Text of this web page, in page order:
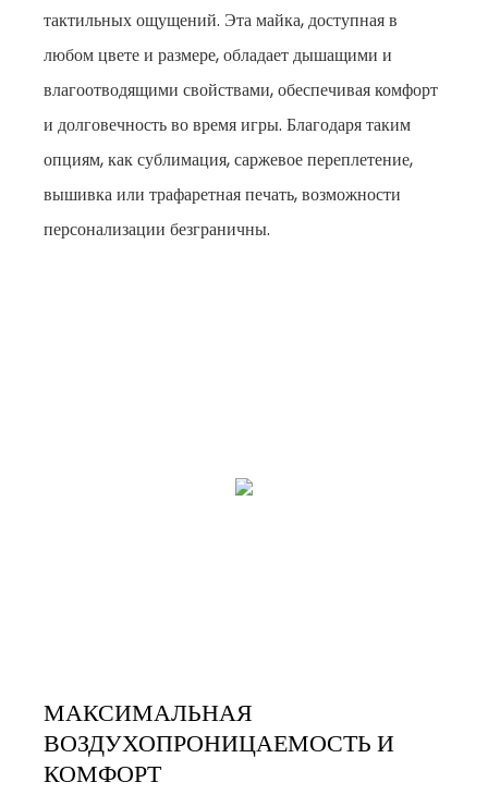
тактильных ощущений. Эта майка, доступная в
любом цвете и размере, обладает дышащими и
влагоотводящими свойствами, обеспечивая комфорт
и долговечность во время игры. Благодаря таким
опциям, как сублимация, саржевое переплетение,
вышивка или трафаретная печать, возможности
персонализации безграничны.
МАКСИМАЛЬНАЯ
ВОЗДУХОПРОНИЦАЕМОСТЬ И
КОМФОРТ